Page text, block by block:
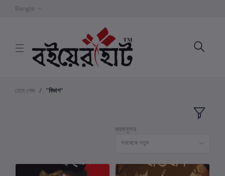
Bangla
হোম পেজ "বিভাগ"
ক্রমানুসার
সবথেকে নতুন